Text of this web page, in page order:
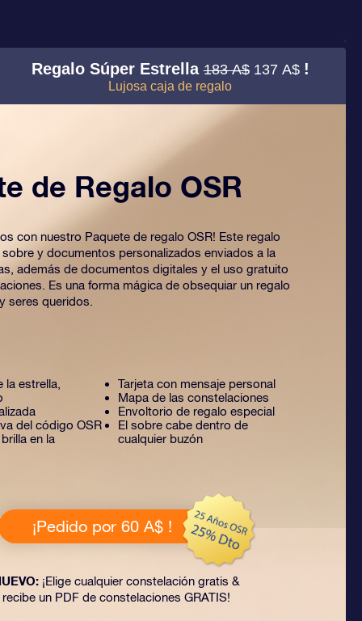
Regalo Súper Estrella183 A$ 137 A$ !
Lujosa caja de regalo
de Regalo OSR
con nuestro Paquete de regalo OSR! Este regalo
y documentos personalizados enviados a la
además de documentos digitales y el uso gratuito
Es una forma mágica de obsequiar un regalo
seres queridos.
la estrella,
del código OSR
en la
Tarjeta con mensaje personal
Mapa de las constelaciones
Envoltorio de regalo especial
El sobre cabe dentro de
cualquier buzón
¡Pedido por 60 A$ !
¡Elige cualquier constelación gratis &
recibe un PDF de constelaciones GRATIS!